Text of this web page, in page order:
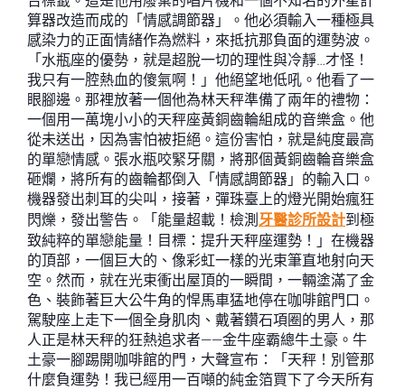
算器改造而成的「情感調節器」。他必須輸入一種極具
感染力的正面情緒作為燃料，來抵抗那負面的運勢波。
「水瓶座的優勢，就是超脫一切的理性與冷靜…才怪！
我只有一腔熱血的傻氣啊！」他絕望地低吼。他看了一
眼腳邊。那裡放著一個他為林天秤準備了兩年的禮物：
一個用一萬塊小小的天秤座黃銅齒輪組成的音樂盒。他
從未送出，因為害怕被拒絕。這份害怕，就是純度最高
的單戀情感。張水瓶咬緊牙關，將那個黃銅齒輪音樂盒
砸爛，將所有的齒輪都倒入「情感調節器」的輸入口。
機器發出刺耳的尖叫，接著，彈珠臺上的燈光開始瘋狂
閃爍，發出警告。「能量超載！檢測 牙醫診所設計到極
致純粹的單戀能量！目標：提升天秤座運勢！」在機器
的頂部，一個巨大的、像彩虹一樣的光束筆直地射向天
空。然而，就在光束衝出屋頂的一瞬間，一輛塗滿了金
色、裝飾著巨大公牛角的悍馬車猛地停在咖啡館門口。
駕駛座上走下一個全身肌肉、戴著鑽石項圈的男人，那
人正是林天秤的狂熱追求者——金牛座霸總牛土豪。牛
土豪一腳踢開咖啡館的門，大聲宣布：「天秤！別管那
什麼負運勢！我已經用一百噸的純金箔買下了今天所有